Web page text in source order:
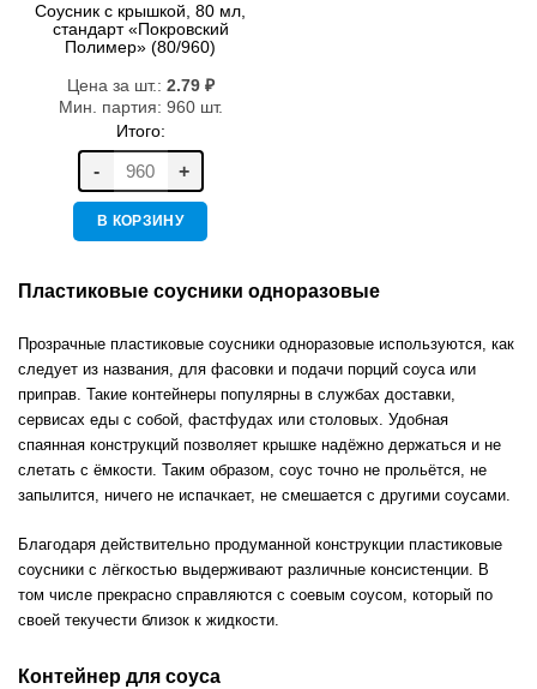
Соусник с крышкой, 80 мл,
стандарт «Покровский
Полимер» (80/960)
Цена за шт.: 2.79 ₽
Мин. партия: 960 шт.
Итого:
- +
В КОРЗИНУ
Пластиковые соусники одноразовые
Прозрачные пластиковые соусники одноразовые используются, как
следует из названия, для фасовки и подачи порций соуса или
приправ. Такие контейнеры популярны в службах доставки,
сервисах еды с собой, фастфудах или столовых. Удобная
спаянная конструкций позволяет крышке надёжно держаться и не
слетать с ёмкости. Таким образом, соус точно не прольётся, не
запылится, ничего не испачкает, не смешается с другими соусами.
Благодаря действительно продуманной конструкции пластиковые
соусники с лёгкостью выдерживают различные консистенции. В
том числе прекрасно справляются с соевым соусом, который по
своей текучести близок к жидкости.
Контейнер для соуса